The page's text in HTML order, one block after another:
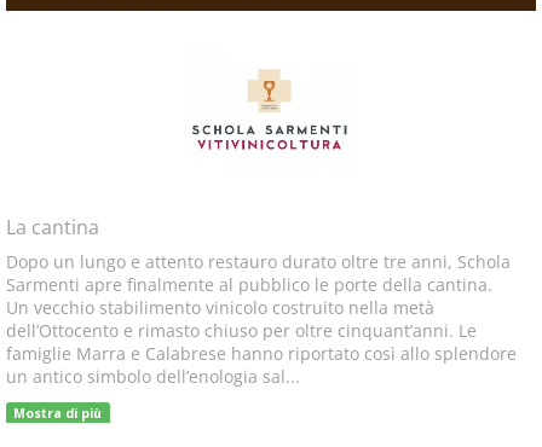
La cantina
Dopo un lungo e attento restauro durato oltre tre anni, Schola
Sarmenti apre finalmente al pubblico le porte della cantina.
Un vecchio stabilimento vinicolo costruito nella metà
dell’Ottocento e rimasto chiuso per oltre cinquant’anni. Le
famiglie Marra e Calabrese hanno riportato così allo splendore
un antico simbolo dell’enologia sal...
Mostra di più